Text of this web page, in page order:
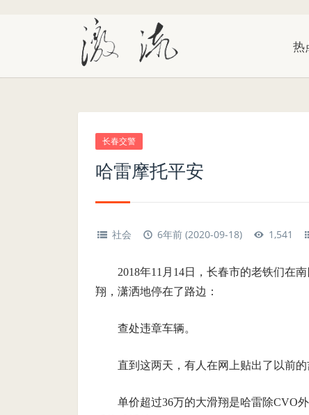
热
长春交警
哈雷摩托平安
社会 6年前 (2020-09-18) 1,541
2018年11月14日，长春市的老铁们在
翔，潇洒地停在了路边：
查处违章车辆。
直到这两天，有人在网上贴出了以前
单价超过36万的大滑翔是哈雷除CVO